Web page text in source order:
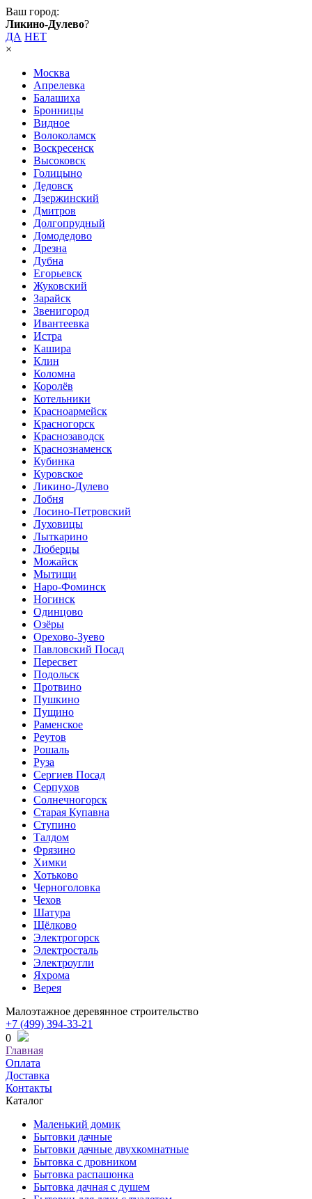
Ваш город:
Ликино-Дулево?
ДА НЕТ
×
Москва
Апрелевка
Балашиха
Бронницы
Видное
Волоколамск
Воскресенск
Высоковск
Голицыно
Дедовск
Дзержинский
Дмитров
Долгопрудный
Домодедово
Дрезна
Дубна
Егорьевск
Жуковский
Зарайск
Звенигород
Ивантеевка
Истра
Кашира
Клин
Коломна
Королёв
Котельники
Красноармейск
Красногорск
Краснозаводск
Краснознаменск
Кубинка
Куровское
Ликино-Дулево
Лобня
Лосино-Петровский
Луховицы
Лыткарино
Люберцы
Можайск
Мытищи
Наро-Фоминск
Ногинск
Одинцово
Озёры
Орехово-Зуево
Павловский Посад
Пересвет
Подольск
Протвино
Пушкино
Пущино
Раменское
Реутов
Рошаль
Руза
Сергиев Посад
Серпухов
Солнечногорск
Старая Купавна
Ступино
Талдом
Фрязино
Химки
Хотьково
Черноголовка
Чехов
Шатура
Щёлково
Электрогорск
Электросталь
Электроугли
Яхрома
Верея
Малоэтажное деревянное строительство
+7 (499) 394-33-21
0
Главная
Оплата
Доставка
Контакты
Каталог
Маленький домик
Бытовки дачные
Бытовки дачные двухкомнатные
Бытовка с дровником
Бытовка распашонка
Бытовка дачная с душем